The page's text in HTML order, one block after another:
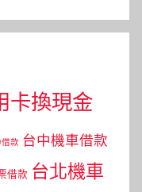
卡換現金
借款 台中機車借款
借款 台北機車